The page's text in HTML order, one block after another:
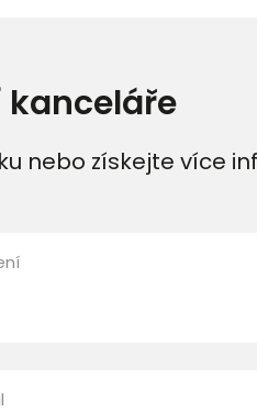
kanceláře
nebo získejte více